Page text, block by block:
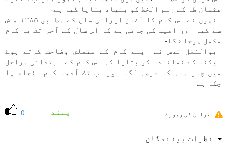
عثمان طہ كے رسم الخط كو بنياد بنايا گيا ہے-
انہوں نے اس كام كا آغاز ايرانی سال كے مطابق ۱۳۸۵ ھ ش
سے كيا اور اميد كی جاتی ہے كہ اس سال كے آخر تك یہ كام
مكمل ہوجاۓ گا-
ابوالفضل قدس نے اپنے كام كے متعلق وضاحت كرتے ہوۓ
ايكنا كے نماﺋندہ كو بتايا كہ اس كام كے ابتدائی مراحل
میں چار ماہ كا عرصہ لگا اور اب تك آدھا كام انجام پا
چكا ہے –
0 پسند خرابی کی رپورٹ
نظرات بینندگان